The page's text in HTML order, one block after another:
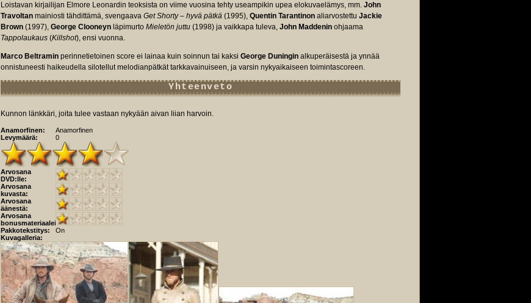
Loistavan kirjailijan Elmore Leonardin teoksista on viime vuosina tehty useampikin upea elokuvaelämys, mm. John
Travoltan mainiosti tähdittämä, svengaava Get Shorty – hyvä pätkä (1995), Quentin Tarantinon aliarvostettu Jackie
Brown (1997), George Clooneyn läpimurto Mieletön juttu (1998) ja vaikkapa tuleva, John Maddenin ohjaama
Tappolaukaus (Killshot), ensi vuonna.
Marco Beltramin perinnetietoinen score ei lainaa kuin soinnun tai kaksi George Duningin alkuperäisestä ja ynnää
onnistuneesti haikeudella silotellut melodianpätkät tarkkavainuiseen, ja varsin nykyaikaiseen toimintascoreen.
Yhteenveto
Kunnon länkkäri, joita tulee vastaan nykyään aivan liian harvoin.
Anamorfinen:
Anamorfinen
Levymäärä:
0
Arvosana
DVD:lle:
Arvosana
kuvasta:
Arvosana
äänestä:
Arvosana
bonusmateriaaleista:
Pakkotekstitys:
On
Kuvagalleria: